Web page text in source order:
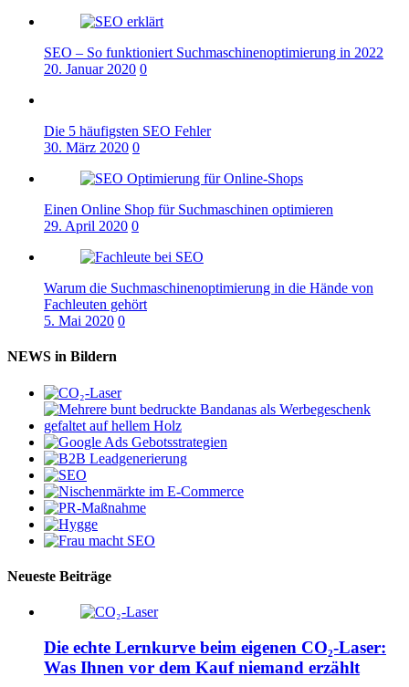
SEO – So funktioniert Suchmaschinenoptimierung in 2022
20. Januar 2020 0
Die 5 häufigsten SEO Fehler
30. März 2020 0
Einen Online Shop für Suchmaschinen optimieren
29. April 2020 0
Warum die Suchmaschinenoptimierung in die Hände von
Fachleuten gehört
5. Mai 2020 0
NEWS in Bildern
Neueste Beiträge
Die echte Lernkurve beim eigenen CO₂-Laser:
Was Ihnen vor dem Kauf niemand erzählt